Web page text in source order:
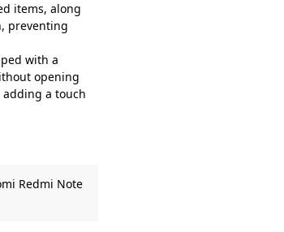
items, along
preventing
with a
opening
a touch
Redmi Note